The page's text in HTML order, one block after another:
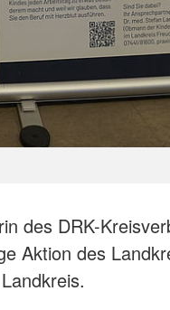
des DRK-
Aktion des